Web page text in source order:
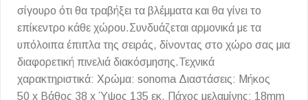
σίγουρο ότι θα τραβήξει τα βλέμματα και θα γίνει το
επίκεντρο κάθε χώρου.Συνδυάζεται αρμονικά με τα
υπόλοιπα έπιπλα της σειράς, δίνοντας στο χώρο σας μια
διαφορετική πινελιά διακόσμησης.Τεχνικά
χαρακτηριστικά: Χρώμα: sonoma Διαστάσεις: Μήκος
50 x Βάθος 38 x Ύψος 135 εκ. Πάχος μελαμίνης: 18mm